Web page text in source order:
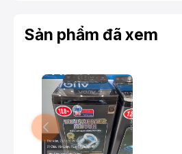
Sản phẩm đã xem